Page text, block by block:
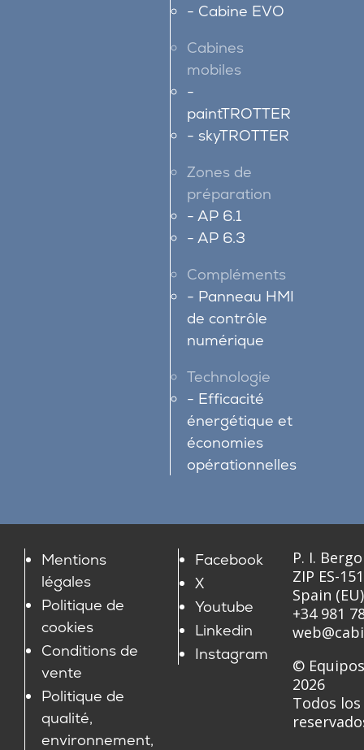
Cabine EVO
Cabines
mobiles
paintTROTTER
skyTROTTER
Zones de
préparation
AP 6.1
AP 6.3
Compléments
Panneau HMI
de contrôle
numérique
Technologie
Efficacité
énergétique et
économies
opérationnelles
Mentions
légales
Politique de
cookies
Conditions de
vente
Politique de
qualité,
environnement,
Facebook
X
Youtube
Linkedin
Instagram
P. I.
ZIP ES-
Spain (EU)
+34 981
©
2026
Todos